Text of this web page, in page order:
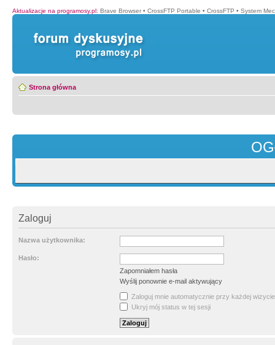
Aktualizacje na programosy.pl: Brave Browser • CrossFTP Portable • CrossFTP • System
Strona główna
Zaloguj
Nazwa użytkownika:
Hasło:
Zapomniałem hasła
Wyślij ponownie e-mail aktywujący
Zaloguj mnie automatycznie przy każdej wizycie
Ukryj mój status w tej sesji